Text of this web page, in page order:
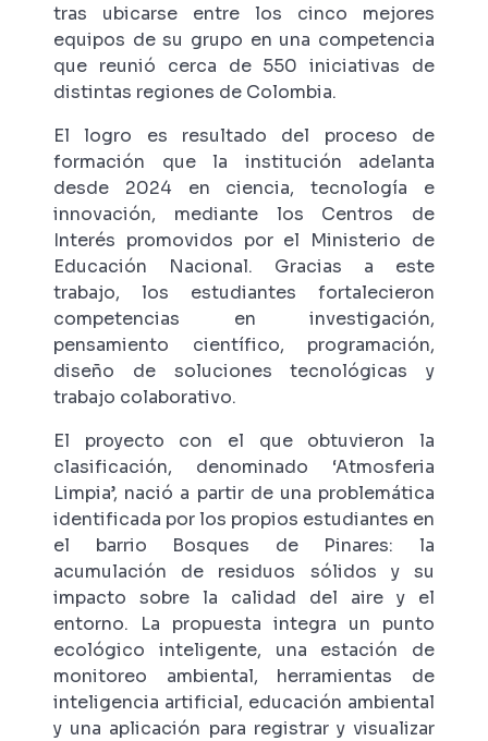
tras ubicarse entre los cinco mejores
equipos de su grupo en una competencia
que reunió cerca de 550 iniciativas de
distintas regiones de Colombia.
El logro es resultado del proceso de
formación que la institución adelanta
desde 2024 en ciencia, tecnología e
innovación, mediante los Centros de
Interés promovidos por el Ministerio de
Educación Nacional. Gracias a este
trabajo, los estudiantes fortalecieron
competencias en investigación,
pensamiento científico, programación,
diseño de soluciones tecnológicas y
trabajo colaborativo.
El proyecto con el que obtuvieron la
clasificación, denominado ‘Atmosferia
Limpia’, nació a partir de una problemática
identificada por los propios estudiantes en
el barrio Bosques de Pinares: la
acumulación de residuos sólidos y su
impacto sobre la calidad del aire y el
entorno. La propuesta integra un punto
ecológico inteligente, una estación de
monitoreo ambiental, herramientas de
inteligencia artificial, educación ambiental
y una aplicación para registrar y visualizar